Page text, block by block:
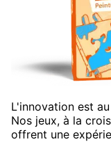
L'innovation est
Nos jeux, à la
offrent une